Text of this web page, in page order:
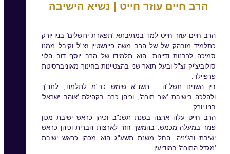
הרב חיים עוזר חייט | נשיא הישיבה
הרב חיים עוזר חייט למד במתיבתא 'תפארת ירושלים' בניו-יורק
כתלמיד מובהק של של הרב משה פיינשטיין זצ"ל וקיבל ממנו
סמיכה לרבנות ודיינות. הוא תלמידו של הרב יוסף דוב הלוי
סולוביצ'יק זצ"ל ובעל תואר שני בהצטיינות בחינוך מאוניברסיטת
פרפיילד.
בין השנים תשל"ה – תשנ"א שימש כר"מ לתלמוד, לתנ"ך
ולהלכה בישיבת 'אור תורה', וכיהן כרב בקהילת 'אוהב ישראל'
בניו יורק.
הרב חייט עלה ארצה בשנת תשנ"ב וכיהן כראש ישיבת מכון
פנזר במעלה מכמש. בהמשך חזר לארצות הברית וכיהן כראש
ישיבת ורג'יניה. החל משנת תשע"ג הוא מכהן כראש ישיבת
'מגדל התורה' במודיעין.